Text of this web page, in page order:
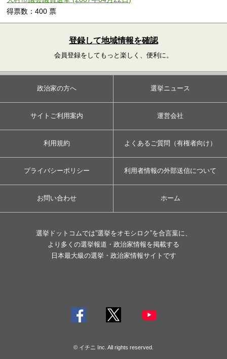
得票数：400 票
登録して地域情報を確認
会員登録をしてもっと楽しく、便利に。
政治家の方へ 選挙ニュース
サイトご利用案内 運営会社
利用規約 よくあるご質問（有権者向け）
プライバシーポリシー 利用者情報の外部送信について
お問い合わせ ホーム
選挙ドットコムでは”選挙をオモシロク”を合言葉に、
より多くの選挙報道・政治家情報を掲載する
日本最大級の選挙・政治家情報サイトです
© イチニ Inc. All rights reserved.